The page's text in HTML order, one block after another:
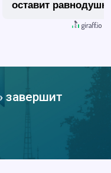
оставит
завершит